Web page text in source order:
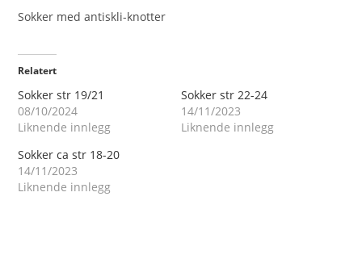
Sokker med antiskli-knotter
Relatert
Sokker str 19/21
08/10/2024
Liknende innlegg
Sokker str 22-24
14/11/2023
Liknende innlegg
Sokker ca str 18-20
14/11/2023
Liknende innlegg